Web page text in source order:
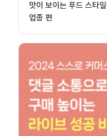
맛이 보이는 푸드 스타
업종 편